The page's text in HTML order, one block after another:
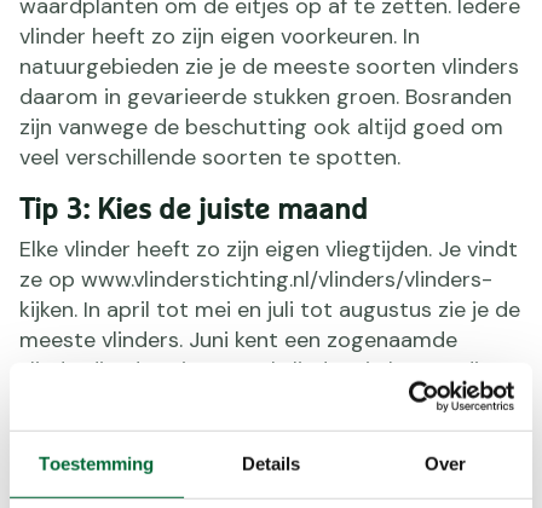
Toestemming Details Over
vlinder heeft zo zijn eigen voorkeuren. In
natuurgebieden zie je de meeste soorten vlinders
daarom in gevarieerde stukken groen. Bosranden
zijn vanwege de beschutting ook altijd goed om
veel verschillende soorten te spotten.
Tip 3: Kies de juiste maand
Elke vlinder heeft zo zijn eigen vliegtijden. Je vindt
ze op www.vlinderstichting.nl/vlinders/vlinders-
kijken. In april tot mei en juli tot augustus zie je de
meeste vlinders. Juni kent een zogenaamde
vlinderdip: dan zitten veel vlinders in het stadium
Tip 4: Let op het weer
Vlinders zijn koudbloedig en dus echte